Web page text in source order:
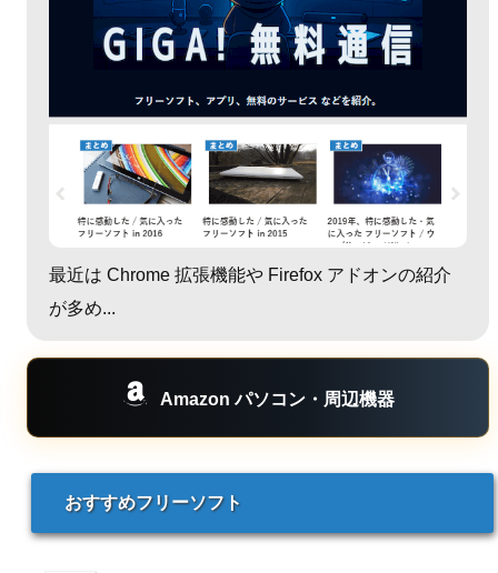
最近は Chrome 拡張機能や Firefox アドオンの紹介
が多め...
Amazon パソコン・周辺機器
おすすめフリーソフト